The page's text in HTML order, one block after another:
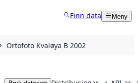
Finn data Meny
Ortofoto Kvaløya B 2002